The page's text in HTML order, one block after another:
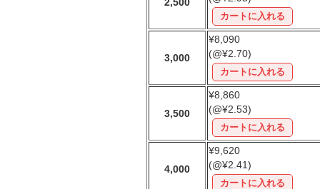
3,000
¥8,090
(@¥2.70)
3,500
¥8,860
(@¥2.53)
4,000
¥9,620
(@¥2.41)